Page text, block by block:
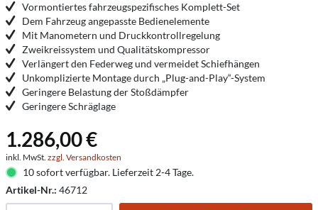
Vormontiertes fahrzeugspezifisches Komplett-Set
Dem Fahrzeug angepasste Bedienelemente
Mit Manometern und Druckkontrollregelung
Zweikreissystem und Qualitätskompressor
Verlängert den Federweg und vermeidet Schiefhängen
Unkomplizierte Montage durch „Plug-and-Play“-System
Geringere Belastung der Stoßdämpfer
Geringere Schräglage
1.286,00 €
inkl. MwSt. zzgl. Versandkosten
10 sofort verfügbar. Lieferzeit 2-4 Tage.
Artikel-Nr.: 46712